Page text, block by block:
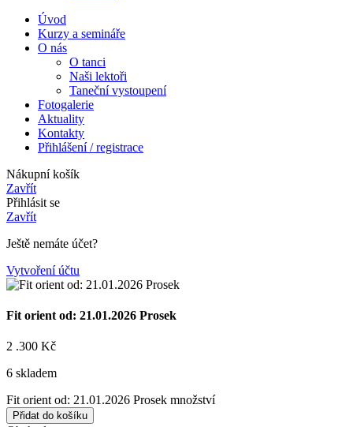
Úvod
Kurzy a semináře
O nás
O tanci
Naši lektoři
Taneční vystoupení
Fotogalerie
Aktuality
Kontakty
Přihlášení / registrace
Nákupní košík
Zavřít
Přihlásit se
Zavřít
Ještě nemáte účet?
Vytvoření účtu
Fit orient od: 21.01.2026 Prosek
2 .300 Kč
6 skladem
Fit orient od: 21.01.2026 Prosek množství
Přidat do košíku